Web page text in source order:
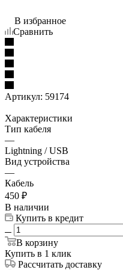
В избранное
Сравнить
Артикул: 59174
Характеристики
Тип кабеля
—
Lightning / USB
Вид устройства
—
Кабель
450 ₽
В наличии
Купить в кредит
В корзину
Купить в 1 клик
Рассчитать доставку